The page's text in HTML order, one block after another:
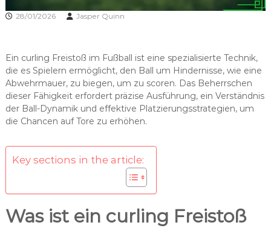
28/01/2026 Jasper Quinn
Ein curling Freistoß im Fußball ist eine spezialisierte Technik,
die es Spielern ermöglicht, den Ball um Hindernisse, wie eine
Abwehrmauer, zu biegen, um zu scoren. Das Beherrschen
dieser Fähigkeit erfordert präzise Ausführung, ein Verständnis
der Ball-Dynamik und effektive Platzierungsstrategien, um
die Chancen auf Tore zu erhöhen.
Key sections in the article:
Was ist ein curling Freistoß